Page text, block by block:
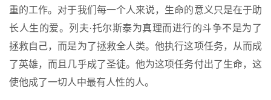
重的工作。对于我们每一个人来说，生命的意义只是在于助
长人生的爱。列夫·托尔斯泰为真理而进行的斗争不是为了
拯救自己，而是为了拯救全人类。他执行这项任务，从而成
了英雄，而且几乎成了圣徒。他为这项任务付出了生命，这
使他成了一切人中最有人性的人。